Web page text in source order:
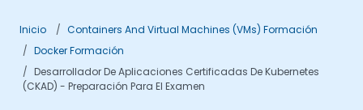
Inicio
Containers And Virtual Machines (VMs) Formación
Docker Formación
Desarrollador De Aplicaciones Certificadas De Kubernetes
(CKAD) - Preparación Para El Examen